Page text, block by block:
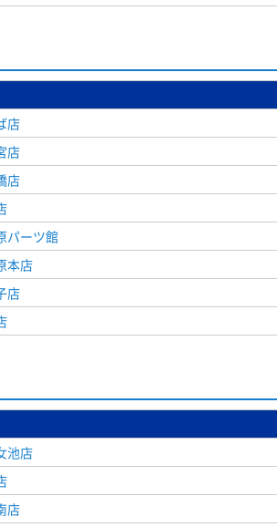
店
店
店
パーツ館
本店
店
池店
店